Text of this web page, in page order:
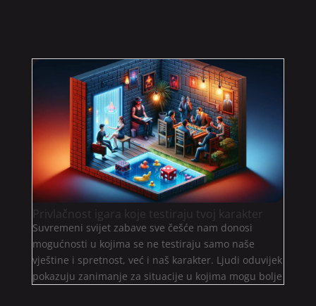
Privlačnost igara koje testiraju tvoj karakter
Suvremeni svijet zabave sve češće nam donosi
mogućnosti u kojima se ne testiraju samo naše
vještine i spretnost, već i naš karakter. Ljudi oduvijek
pokazuju zanimanje za situacije u kojima mogu bolje